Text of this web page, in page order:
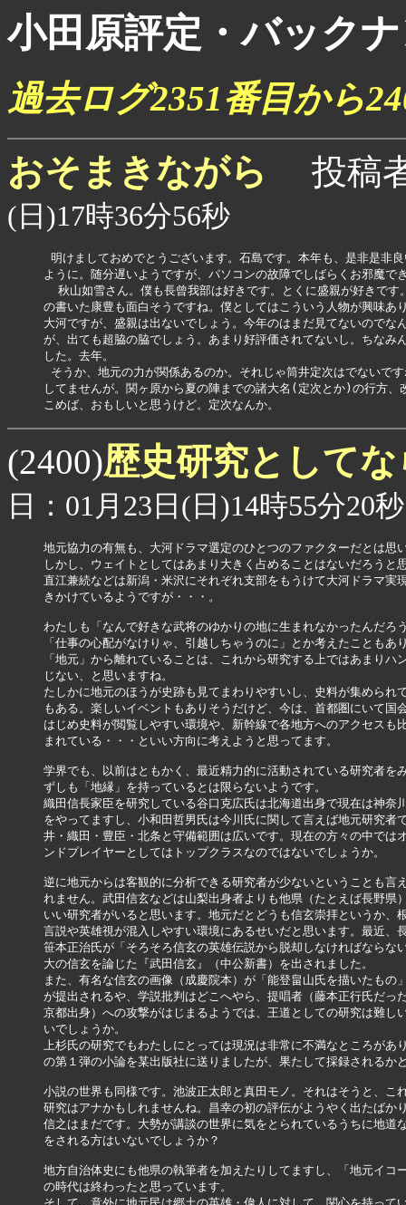
小田原評定・バック
過去ログ2351番目から
おそまきながら 投稿
(日)17時36分56秒
明けましておめでとうございます。石島です。本年も、是非是非
ように。随分遅いようですが、パソコンの故障でしばらくお邪魔で
秋山如雪さん。僕も長曾我部は好きです。とくに盛親が好きです
の書いた康豊も面白そうですね。僕としてはこういう人物が興味あ
大河ですが、盛親は出ないでしょう。今年のはまだ見てないのでな
が、出ても超脇の脇でしょう。あまり好評価されてないし。ちなみ
した。去年。
そうか、地元の力が関係あるのか。それじゃ筒井定次はでないで
してませんが。関ヶ原から夏の陣までの諸大名(定次とか)の行方、
こめば、おもしいと思うけど。定次なんか。
(2400)歴史研究として
日：01月23日(日)14時55分20秒
地元協力の有無も、大河ドラマ選定のひとつのファクターだとは思
しかし、ウェイトとしてはあまり大きく占めることはないだろうと
直江兼続などは新潟・米沢にそれぞれ支部をもうけて大河ドラマ実
きかけているようですが・・・。
わたしも「なんで好きな武将のゆかりの地に生まれなかったんだろ
「仕事の心配がなけりゃ、引越しちゃうのに」とか考えたこともあ
「地元」から離れていることは、これから研究する上ではあまりハ
じない、と思いますね。
たしかに地元のほうが史跡も見てまわりやすいし、史料が集められ
もある。楽しいイベントもありそうだけど、今は、首都圏にいて国
はじめ史料が閲覧しやすい環境や、新幹線で各地方へのアクセスも
まれている・・・といい方向に考えようと思ってます。
学界でも、以前はともかく、最近精力的に活動されている研究者を
ずしも「地縁」を持っているとは限らないようです。
織田信長家臣を研究している谷口克広氏は北海道出身で現在は神奈
をやってますし、小和田哲男氏は今川氏に関して言えば地元研究者
井・織田・豊臣・北条と守備範囲は広いです。現在の方々の中では
ンドプレイヤーとしてはトップクラスなのではないでしょうか。
逆に地元からは客観的に分析できる研究者が少ないということも言
れません。武田信玄などは山梨出身者よりも他県（たとえば長野県
いい研究者がいると思います。地元だとどうも信玄崇拝というか、
言説や英雄視が混入しやすい環境にあるせいだと思います。最近、
笹本正治氏が「そろそろ信玄の英雄伝説から脱却しなければならな
大の信玄を論じた『武田信玄』（中公新書）を出されました。
また、有名な信玄の画像（成慶院本）が「能登畠山氏を描いたもの
が提出されるや、学説批判はどこへやら、提唱者（藤本正行氏だっ
京都出身）への攻撃がはじまるようでは、王道としての研究は難し
いでしょうか。
上杉氏の研究でもわたしにとっては現況は非常に不満なところがあ
の第１弾の小論を某出版社に送りましたが、果たして採録される
小説の世界も同様です。池波正太郎と真田モノ。それはそうと、こ
研究はアナかもしれませんね。昌幸の初の評伝がようやく出たばか
信之はまだです。大勢が講談の世界に気をとられているうちに地道
をされる方はいないでしょうか？
地方自治体史にも他県の執筆者を加えたりしてますし、「地元イコ
の時代は終わったと思っています。